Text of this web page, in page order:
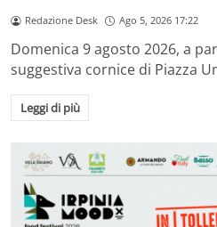
Redazione Desk Ago 5, 2026 17:22
Domenica 9 agosto 2026, a
suggestiva cornice di Piazza
Leggi di più